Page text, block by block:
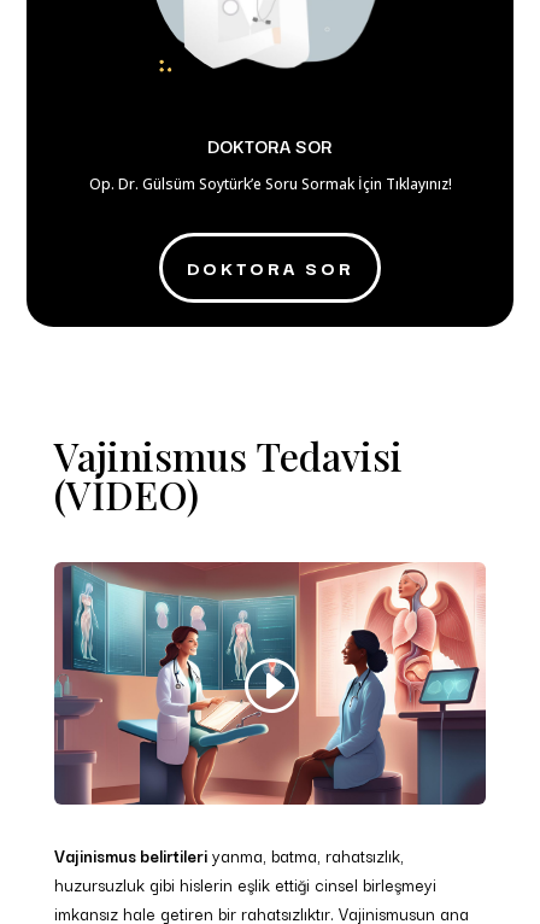
DOKTORA SOR
Op. Dr. Gülsüm Soytürk’e Soru Sormak İçin Tıklayınız!
DOKTORA SOR
Vajinismus Tedavisi
(VİDEO)
Vajinismusbelirtileriyanma, batma, rahatsızlık,
huzursuzluk gibi hislerin eşlik ettiği cinsel birleşmeyi
imkansız hale getiren bir rahatsızlıktır. Vajinismusun ana